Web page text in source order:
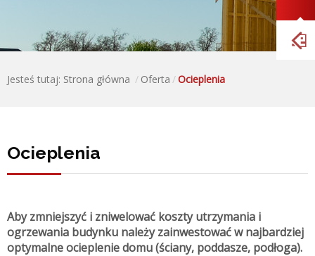
Kontakt
Jesteś tutaj: Strona główna Oferta Ocieplenia
Ocieplenia
Aby zmniejszyć i zniwelować koszty utrzymania i
ogrzewania budynku należy zainwestować w najbardziej
optymalne ocieplenie domu (ściany, poddasze, podłoga).